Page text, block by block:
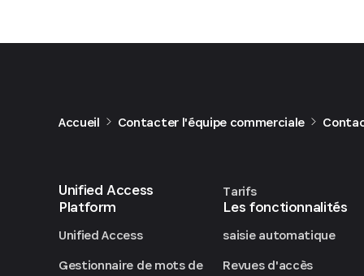
Accueil Contacter l'équipe commerciale
Unified Access
Platform
Unified Access
Gestionnaire de mots de
Tarifs
Les fonctionnalités
saisie automatique
Revues d'accès